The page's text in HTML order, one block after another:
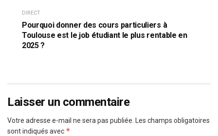
DIRECT
Pourquoi donner des cours particuliers à
Toulouse est le job étudiant le plus rentable en
2025 ?
Laisser un commentaire
Votre adresse e-mail ne sera pas publiée.
Les champs obligatoires
sont indiqués avec *